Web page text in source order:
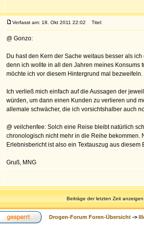
Verfasst am: 18. Okt 2011 22:02 Titel:
@ Gonzo:
Du hast den Kern der Sache weitaus besser als
denn ich wollte in all den Jahren meines Konsums
möchte ich vor diesem Hintergrund mal bezweifeln.
Ich verließ mich einfach auf die Aussagen der
würden, um dann einen Kunden zu verlieren und
allemale schwächer, die ich vorsichtshalber auch
@ veilchenfee: Solch eine Reise bleibt natürlich
chronologisch nicht mehr in die Reihe bekommen.
Erlebnisbericht ist also ein Textauszug aus diesem
Gruß, MNG
Beiträge der letzten Zeit
Drogen-Forum Foren-Übersicht ->